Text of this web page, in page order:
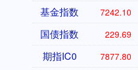
基金指数 7242.10
国债指数 229.69
期指IC0 7877.80